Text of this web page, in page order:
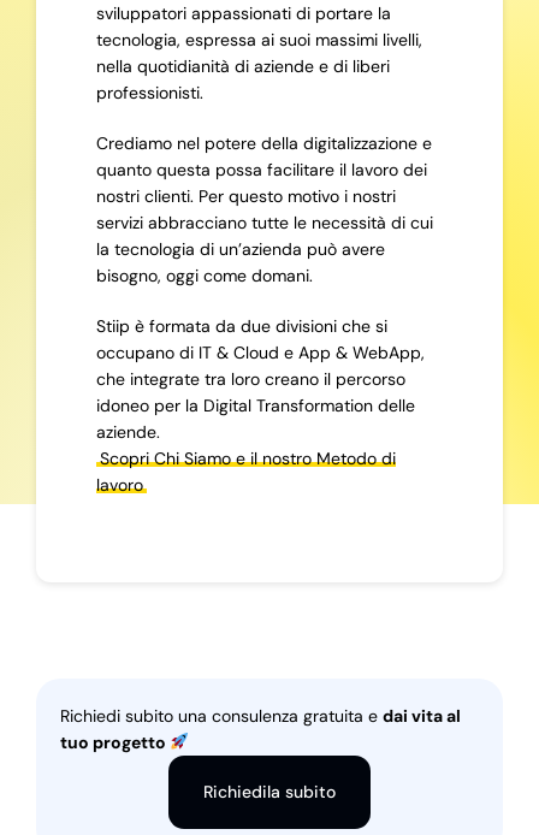
sviluppatori appassionati di portare la
tecnologia, espressa ai suoi massimi livelli,
nella quotidianità di aziende e di liberi
professionisti.
Crediamo nel potere della digitalizzazione e
quanto questa possa facilitare il lavoro dei
nostri clienti. Per questo motivo i nostri
servizi abbracciano tutte le necessità di cui
la tecnologia di un’azienda può avere
bisogno, oggi come domani.
Stiip è formata da due divisioni che si
occupano di IT & Cloud e App & WebApp,
che integrate tra loro creano il percorso
idoneo per la Digital Transformation delle
aziende.
Scopri Chi Siamo e il nostro Metodo di
lavoro
Richiedi subito una consulenza gratuita e dai vita al
tuo progetto
Richiedila subito